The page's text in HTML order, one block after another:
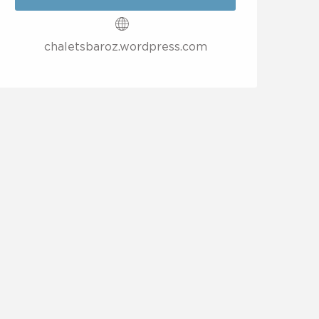
chaletsbaroz.wordpress.com